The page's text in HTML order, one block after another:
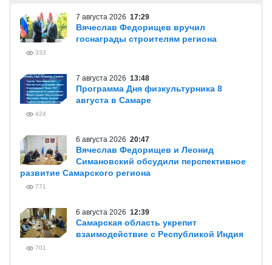
7 августа 2026 17:29
Вячеслав Федорищев вручил
госнаграды строителям региона
333
7 августа 2026 13:48
Программа Дня физкультурника 8
августа в Самаре
424
6 августа 2026 20:47
Вячеслав Федорищев и Леонид
Симановский обсудили перспективное
развитие Самарского региона
771
6 августа 2026 12:39
Самарская область укрепит
взаимодействие с Республикой Индия
701